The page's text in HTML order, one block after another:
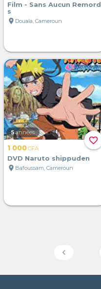
Film - Sans Aucun Remord
s
location_on Douala, Cameroun
favorite_border
5 années
1 000CFA
DVD Naruto shippuden
location_on Bafoussam, Cameroun
chevron_left